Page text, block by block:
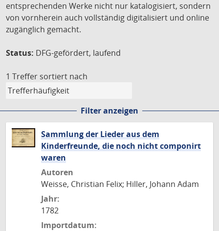
entsprechenden Werke nicht nur katalogisiert, sondern
von vornherein auch vollständig digitalisiert und online
zugänglich gemacht.
Status: DFG-gefördert, laufend
1 Treffer sortiert nach
Filter anzeigen
Sammlung der Lieder aus dem
Kinderfreunde, die noch nicht componirt
waren
Autoren
Weisse, Christian Felix; Hiller, Johann Adam
Jahr:
1782
Importdatum: